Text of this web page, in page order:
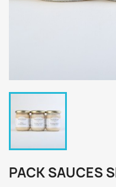
PACK SAUCES